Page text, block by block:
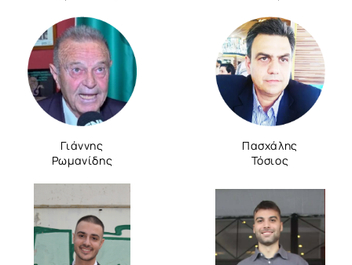
Γιάννης
Ρωμανίδης
Πασχάλης
Τόσιος